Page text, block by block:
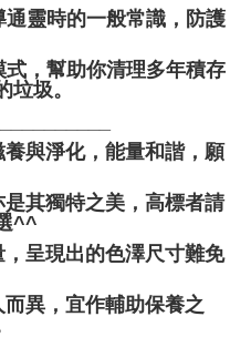
靈時的一般常識，防護
，幫助你清理多年積存
圾。
與淨化，能量和諧，願
其獨特之美，高標者請
^^
呈現出的色澤尺寸難免
異，宜作輔助保養之